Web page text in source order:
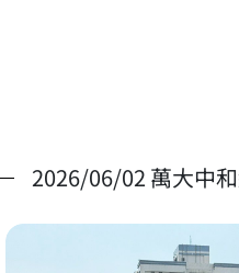
2026/06/02 萬大中
驗
放大照片 施工位置：CQ860